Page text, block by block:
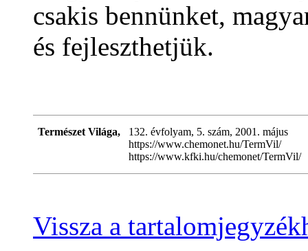
csakis bennünket,
és fejleszthetjük.
Természet Világa,
132. évfolyam, 5. szám, 2001. május
https://www.chemonet.hu/TermVil/
https://www.kfki.hu/chemonet/TermVil/
Vissza a